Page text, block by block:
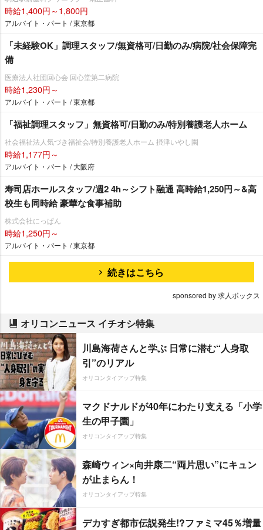
時給1,400円～1,800円
アルバイト・パート / 東京都
「未経験OK」調理スタッフ/無資格可/日勤のみ/病院/社会保障完
備
医療法人社団回心会 回心堂第二病院
時給1,230円～
アルバイト・パート / 東京都
「福祉調理スタッフ」無資格可/日勤のみ/特別養護老人ホーム
社会福祉法人気づき福祉会/特別養護老人ホーム 摂津いやし園
時給1,177円～
アルバイト・パート / 大阪府
寿司店ホールスタッフ/週2 4h～シフト融通 高時給1,250円～&高
校生も同時給 豪華な食事補助
株式会社にっぱん
時給1,250円～
アルバイト・パート / 東京都
続きはこちら
sponsored by 求人ボックス
オリコンニュース イチオシ特集
川島海荷さんと学ぶ 日常に潜む“人身取
引”のリアル
オリコンタイアップ特集
マクドナルドが40年にわたり支える「小学
生の甲子園」
オリコンタイアップ特集
森崎ウィン×向井康二“両片思い”にキュン
が止まらん！
オリコンタイアップ特集
デカすぎ都市伝説発生!?ファミマ45％増量